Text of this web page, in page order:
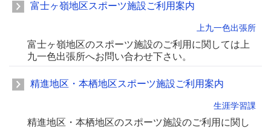
富士ヶ嶺地区スポーツ施設ご利用案内
上九一色出張所
富士ヶ嶺地区のスポーツ施設のご利用に関しては上
九一色出張所へお問い合わせ下さい。
精進地区・本栖地区スポーツ施設ご利用案内
生涯学習課
精進地区・本栖地区のスポーツ施設のご利用に関し